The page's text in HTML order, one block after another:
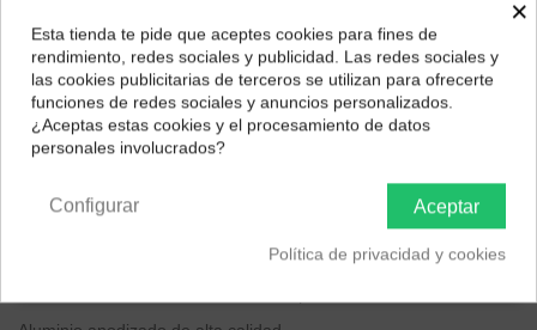
Descripción
Adaptador para aumentar/disminuir el hilo
Conecte un filtro o soporte de 82 mm a una lente de 77 mm
¿Dónde deseas recibir tu pedido?
Selecciona tu ubicación para mostrarte los precios e
impuestos correctos para tu región.
×
Esta tienda te pide que aceptes cookies para fines de
rendimiento, redes sociales y publicidad. Las redes sociales y
las cookies publicitarias de terceros se utilizan para ofrecerte
funciones de redes sociales y anuncios personalizados.
¿Aceptas estas cookies y el procesamiento de datos
personales involucrados?
Aceptar
Configurar
Política de privacidad y cookies